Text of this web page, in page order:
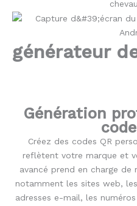
générateur
Génération
Créez des codes QR
reflètent votre marque et
avancé prend en charge
notamment les sites web,
adresses e-mail, les